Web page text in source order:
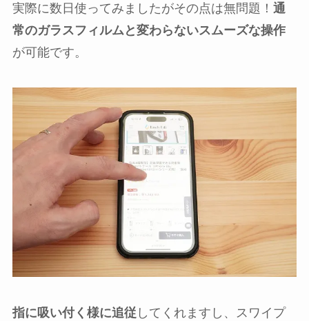
実際に数日使ってみましたがその点は無問題！ 通
常のガラスフィルムと変わらないスムーズな操作
が可能です。
指に吸い付く様に追従 してくれますし、スワイプ